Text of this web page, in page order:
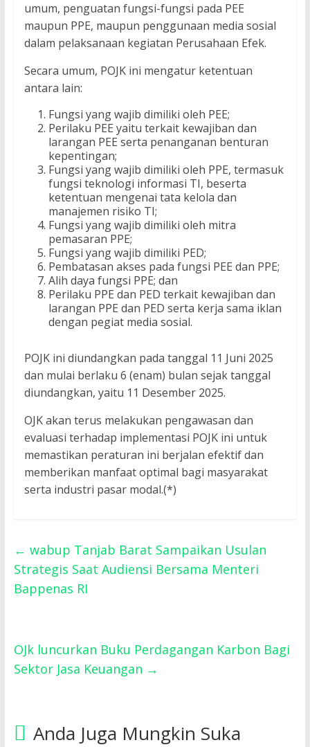
umum, penguatan fungsi-fungsi pada PEE
maupun PPE, maupun penggunaan media sosial
dalam pelaksanaan kegiatan Perusahaan Efek.
Secara umum, POJK ini mengatur ketentuan
antara lain:
Fungsi yang wajib dimiliki oleh PEE;
Perilaku PEE yaitu terkait kewajiban dan
larangan PEE serta penanganan benturan
kepentingan;
Fungsi yang wajib dimiliki oleh PPE, termasuk
fungsi teknologi informasi TI, beserta
ketentuan mengenai tata kelola dan
manajemen risiko TI;
Fungsi yang wajib dimiliki oleh mitra
pemasaran PPE;
Fungsi yang wajib dimiliki PED;
Pembatasan akses pada fungsi PEE dan PPE;
Alih daya fungsi PPE; dan
Perilaku PPE dan PED terkait kewajiban dan
larangan PPE dan PED serta kerja sama iklan
dengan pegiat media sosial.
POJK ini diundangkan pada tanggal 11 Juni 2025
dan mulai berlaku 6 (enam) bulan sejak tanggal
diundangkan, yaitu 11 Desember 2025.
OJK akan terus melakukan pengawasan dan
evaluasi terhadap implementasi POJK ini untuk
memastikan peraturan ini berjalan efektif dan
memberikan manfaat optimal bagi masyarakat
serta industri pasar modal.(*)
← wabup Tanjab Barat Sampaikan Usulan
Strategis Saat Audiensi Bersama Menteri
Bappenas RI
OJk luncurkan Buku Perdagangan Karbon Bagi
Sektor Jasa Keuangan →
Anda Juga Mungkin Suka